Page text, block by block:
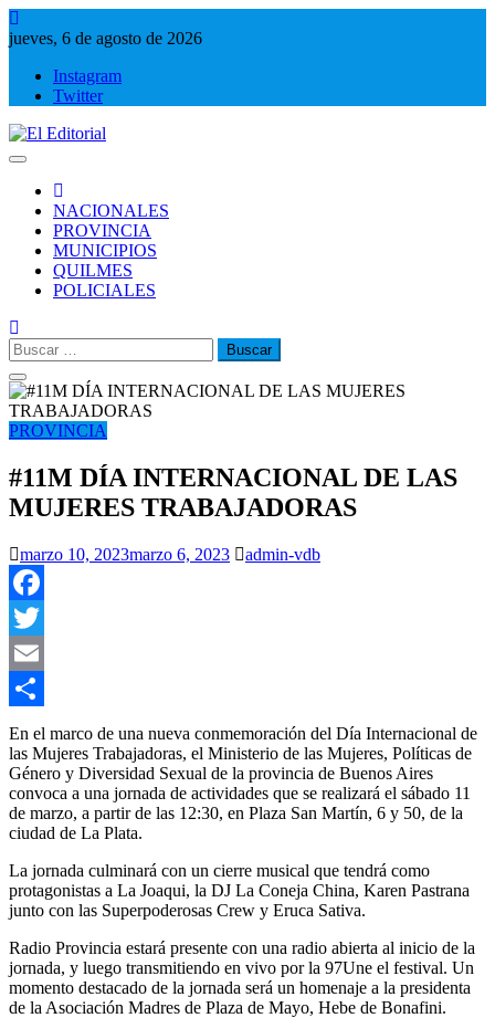
Saltar
al
jueves, 6 de agosto de 2026
Instagram
Twitter
NACIONALES
PROVINCIA
MUNICIPIOS
QUILMES
POLICIALES
Buscar:
PROVINCIA
#11M DÍA INTERNACIONAL DE LAS
MUJERES TRABAJADORAS
marzo 10, 2023marzo 6, 2023 admin-vdb
Facebook
Twitter
Email
Compartir
En el marco de una nueva conmemoración del Día Internacional de
las Mujeres Trabajadoras, el Ministerio de las Mujeres, Políticas de
Género y Diversidad Sexual de la provincia de Buenos Aires
convoca a una jornada de actividades que se realizará el sábado 11
de marzo, a partir de las 12:30, en Plaza San Martín, 6 y 50, de la
ciudad de La Plata.
La jornada culminará con un cierre musical que tendrá como
protagonistas a La Joaqui, la DJ La Coneja China, Karen Pastrana
junto con las Superpoderosas Crew y Eruca Sativa.
Radio Provincia estará presente con una radio abierta al inicio de la
jornada, y luego transmitiendo en vivo por la 97Une el festival. Un
momento destacado de la jornada será un homenaje a la presidenta
de la Asociación Madres de Plaza de Mayo, Hebe de Bonafini.